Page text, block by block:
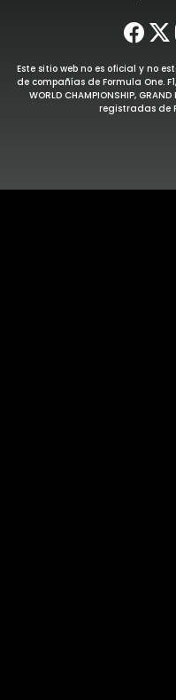
Este sitio web no es oficial y no
de compañías de Formula One. F1,
WORLD CHAMPIONSHIP,
registradas de